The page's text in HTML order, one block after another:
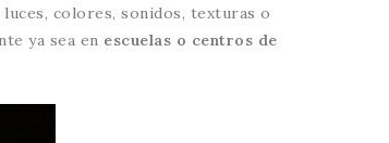
colores, sonidos, texturas o
ya sea en escuelas o centros de